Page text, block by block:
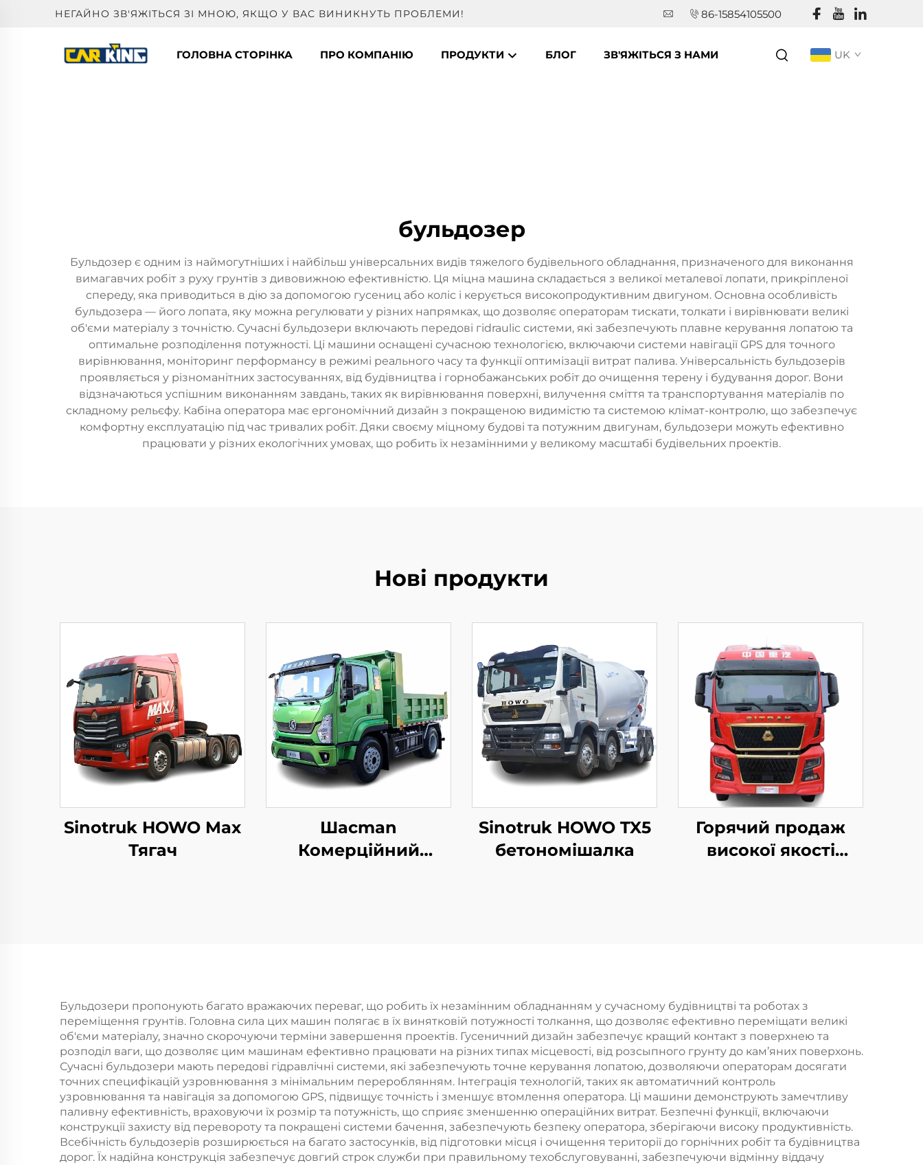
НЕГАЙНО ЗВ'ЯЖІТЬСЯ ЗІ МНОЮ, ЯКЩО У ВАС ВИНИКНУТЬ ПРОБЛЕМИ! 86-15854105500
ГОЛОВНА СТОРІНКА ПРО КОМПАНІЮ ПРОДУКТИ БЛОГ ЗВ'ЯЖІТЬСЯ З НАМИ UK
бульдозер
Бульдозер є одним із наймогутніших і найбільш універсальних видів тяжелого будівельного обладнання, призначеного для виконання
вимагавчих робіт з руху грунтів з дивовижною ефективністю. Ця міцна машина складається з великої металевої лопати, прикріпленої
спереду, яка приводиться в дію за допомогою гусениц або коліс і керується високопродуктивним двигуном. Основна особливість
бульдозера — його лопата, яку можна регулювати у різних напрямках, що дозволяє операторам тискати, толкати і вирівнювати великі
об'єми матеріалу з точністю. Сучасні бульдозери включають передові гіdraulic системи, які забезпечують плавне керування лопатою та
оптимальне розподілення потужності. Ці машини оснащені сучасною технологією, включаючи системи навігації GPS для точного
вирівнювання, моніторинг перформансу в режимі реального часу та функції оптимізації витрат палива. Універсальність бульдозерів
проявляється у різноманітних застосуваннях, від будівництва і горнобажанських робіт до очищення терену і будування дорог. Вони
відзначаються успішним виконанням завдань, таких як вирівнювання поверхні, вилучення сміття та транспортування матеріалів по
складному рельєфу. Кабіна оператора має ергономічний дизайн з покращеною видимістю та системою клімат-контролю, що забезпечує
комфортну експлуатацію під час тривалих робіт. Дяки своєму міцному будові та потужним двигунам, бульдозери можуть ефективно
працювати у різних екологічних умовах, що робить їх незамінними у великому масштабі будівельних проектів.
Нові продукти
Sinotruk HOWO Max
Тягач
Шacman
Комерційний
Sinotruk HOWO TX5
бетономішалка
Горячий продаж
високої якості
Бульдозери пропонують багато вражаючих переваг, що робить їх незамінним обладнанням у сучасному будівництві та роботах з
переміщення грунтів. Головна сила цих машин полягає в їх винятковій потужності толкання, що дозволяє ефективно переміщати великі
об'єми матеріалу, значно скорочуючи терміни завершення проектів. Гусеничний дизайн забезпечує кращий контакт з поверхнею та
розподіл ваги, що дозволяє цим машинам ефективно працювати на різних типах місцевості, від розсыпного грунту до кам’яних поверхонь.
Сучасні бульдозери мають передові гідравлічні системи, які забезпечують точне керування лопатою, дозволяючи операторам досягати
точних специфікацій узровнювання з мінімальним перероблянням. Інтеграція технологій, таких як автоматичний контроль
узровнювання та навігація за допомогою GPS, підвищує точність і зменшує втомлення оператора. Ці машини демонструють замечтливу
паливну ефективність, враховуючи їх розмір та потужність, що сприяє зменшенню операційних витрат. Безпечні функції, включаючи
конструкції захисту від перевороту та покращені системи бачення, забезпечують безпеку оператора, зберігаючи високу продуктивність.
Всебічність бульдозерів розширюється на багато застосунків, від підготовки місця і очищення території до горнічних робіт та будівництва
дорог. Їх надійна конструкція забезпечує довгий строк служби при правильному техобслуговуванні, забезпечуючи відмінну віддачу